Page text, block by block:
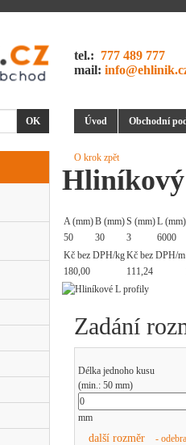
tel.: 777 489 777
mail:
Úvod Obchodní
O krok zpět
A (mm)B (mm)S (mm)L (mm)
50
30 3
6000
Kč bez DPH/kgKč bez DPH/m
180,00
111,24
Zadání
Délka jednoho kusu
(min.: 50 mm)
mm
další rozměr -